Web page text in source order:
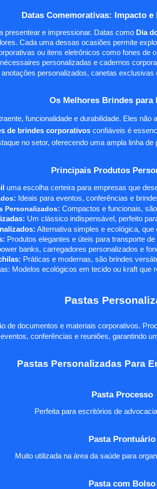
Datas Comemorativas: Impacto e
presentear e impressionar. Datas como Dia
Cada uma dessas ocasiões permite
ou itens eletrônicos como fones
personalizadas e cadernos
personalizados, canetas
Os Melhores Brindes para
funcionalidade e durabilidade. Eles
de brindes corporativos confiáveis é
no setor, oferecendo uma ampla linha
Principais Produtos
uma escolha certeira para empresas que
: Ideais para eventos, conferências e
Personalizados: Compactos e funcionais,
Um clássico indispensável, perfeito
Alternativa simples e ecológica,
Produtos elegantes e úteis para transporte
banks, carregadores personalizados e
Práticas e modernas, são brindes
Modelos ecológicos em tecido ou kraft
Pastas
de documentos e materiais corporativos.
conferências e reuniões, garantindo
Pastas Personalizadas Para
Pasta Processo
Perfeita para escritórios de
Pasta Prontuário
Muito utilizada na área da saúde para
Pasta com Bolso